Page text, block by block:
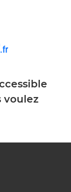
voulez